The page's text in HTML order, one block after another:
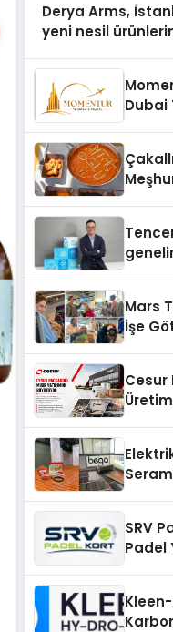
Derya Arms,
yeni nesil
Dubai
Mars
İşe
Cesur
SRV
Padel